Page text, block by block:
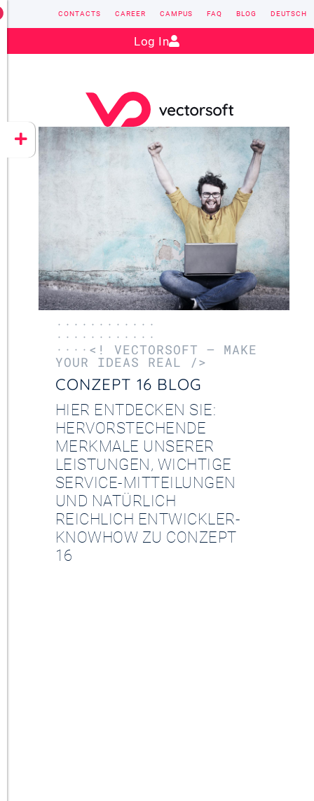
CONZEPT 16
YEET
Contact: sales@vectorsoft.de
CONTACTS CAREER CAMPUS FAQ BLOG DEUTSCH
Log In
············
············
····<! VECTORSOFT – MAKE
YOUR IDEAS REAL />
CONZEPT 16 BLOG
HIER ENTDECKEN SIE:
HERVORSTECHENDE
MERKMALE UNSERER
LEISTUNGEN, WICHTIGE
SERVICE-MITTEILUNGEN
UND NATÜRLICH
REICHLICH ENTWICKLER-
KNOWHOW ZU CONZEPT
16